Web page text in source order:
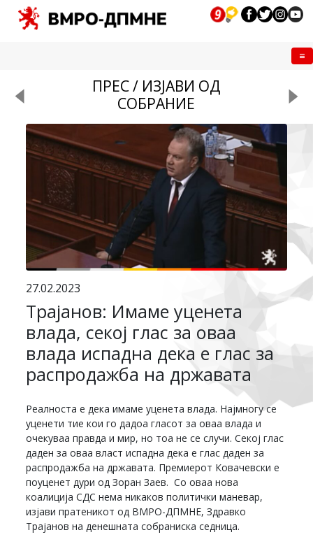
ПРЕС / ИЗЈАВИ ОД
СОБРАНИЕ
27.02.2023
Трајанов: Имаме уценета
влада, секој глас за оваа
влада испадна дека е глас за
распродажба на државата
Реалноста е дека имаме уценета влада. Најмногу се
уценети тие кои го дадоа гласот за оваа влада и
очекуваа правда и мир, но тоа не се случи. Секој глас
даден за оваа власт испадна дека е глас даден за
распродажба на државата. Премиерот Ковачевски е
поуценет дури од Зоран Заев. Со оваа нова
коалиција СДС нема никаков политички маневар,
изјави пратеникот од ВМРО-ДПМНЕ, Здравко
Трајанов на денешната собраниска седница.